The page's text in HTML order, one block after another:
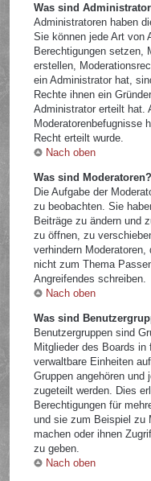
Was sind
Administratoren haben
Sie können jede Art von
Berechtigungen setzen,
erstellen,
ein Administrator hat,
Rechte ihnen ein
Administrator erteilt hat.
Moderatorenbefugnisse
Recht erteilt wurde.
Nach oben
Was sind Moderatoren?
Die Aufgabe der
zu beobachten. Sie
Beiträge zu ändern und
zu öffnen, zu
verhindern Moderatoren,
nicht zum Thema
Angreifendes schreiben.
Nach oben
Was sind
Benutzergruppen sind
Mitglieder des Boards
verwaltbare Einheiten
Gruppen angehören und
zugeteilt werden. Dies
Berechtigungen für
und sie zum Beispiel zu
machen oder ihnen
zu geben.
Nach oben